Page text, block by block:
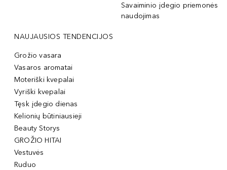
Savaiminio įdegio priemonės
naudojimas
NAUJAUSIOS TENDENCIJOS
Grožio vasara
Vasaros aromatai
Moteriški kvepalai
Vyriški kvepalai
Tęsk įdegio dienas
Kelionių būtiniausieji
Beauty Storys
GROŽIO HITAI
Vestuvės
Ruduo